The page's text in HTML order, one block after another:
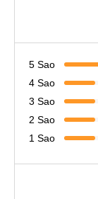
5 Sao
4 Sao
3 Sao
2 Sao
1 Sao